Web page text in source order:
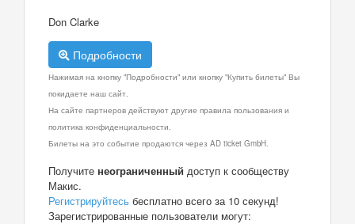
Don Clarke
Подробности
Нажимая на кнопку "Подробности" или кнопку "Купить билеты" Вы
покидаете наш сайт.
На сайте партнеров действуют другие правила пользования и
политика конфиденциальности.
Билеты на это событие продаются через AD ticket GmbH.
Получите неограниченный доступ к сообществу
Макис.
Регистрируйтесь бесплатно всего за 10 секунд!
Зарегистрированные пользователи могут: